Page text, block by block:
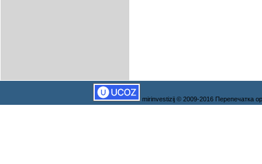
mirinvestizij © 2009-2016 Перепечатка